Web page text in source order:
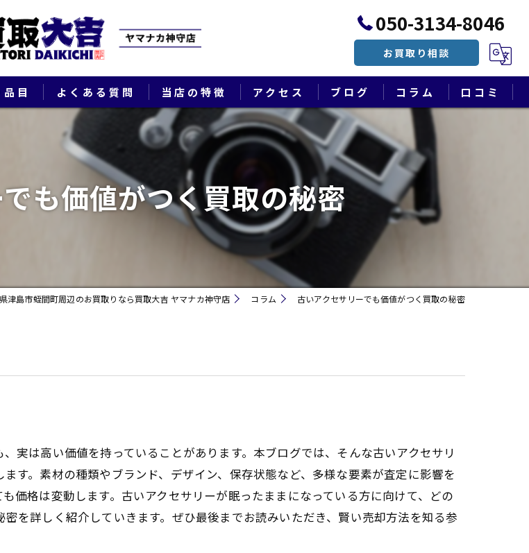
050-3134-8046
お買取り相談
目 よくある質問 当店の特徴
ブランド
貴金属
切手
生前整理・遺品整理・終活
アクセス
漫画特集
ブログ コラム 口コミ
も価値がつく買取の秘密
津島市蛭間町周辺のお買取りなら買取大吉 ヤマナカ神守店 コラム 古いアクセサリーでも価値がつく買取の秘密
実は高い価値を持っていることがあります。本ブログでは、そんな古いアクセサリ
す。素材の種類やブランド、デザイン、保存状態など、多様な要素が査定に影響を
価格は変動します。古いアクセサリーが眠ったままになっている方に向けて、どの
を詳しく紹介していきます。ぜひ最後までお読みいただき、賢い売却方法を知る参